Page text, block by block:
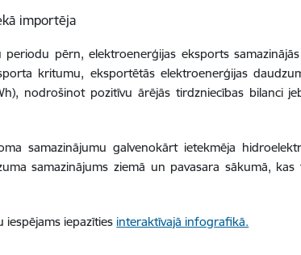
importēja
pērn, elektroenerģijas eksports
kritumu, eksportētās elektroenerģijas
nodrošinot pozitīvu ārējās tirdzniecības bilanci
samazinājumu galvenokārt ietekmēja
samazinājums ziemā un pavasara sākumā, kas
iespējams iepazīties interaktīvajā infografikā.